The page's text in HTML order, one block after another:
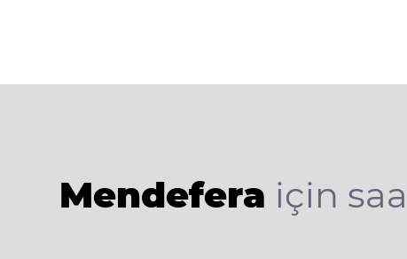
Mendefera için